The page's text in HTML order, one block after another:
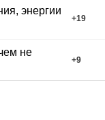
энергии
+19
не
+9